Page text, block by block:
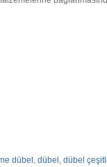
dübel ,dübel ,dübel